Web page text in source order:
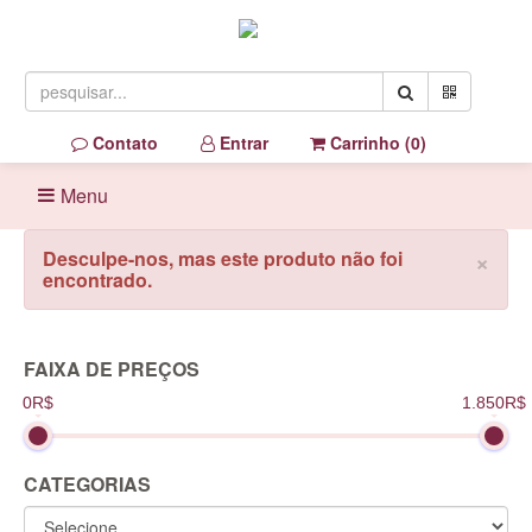
Contato Entrar Carrinho (0)
Menu
×
Desculpe-nos, mas este produto não foi
encontrado.
FAIXA DE PREÇOS
0R$ 1.850R$
CATEGORIAS